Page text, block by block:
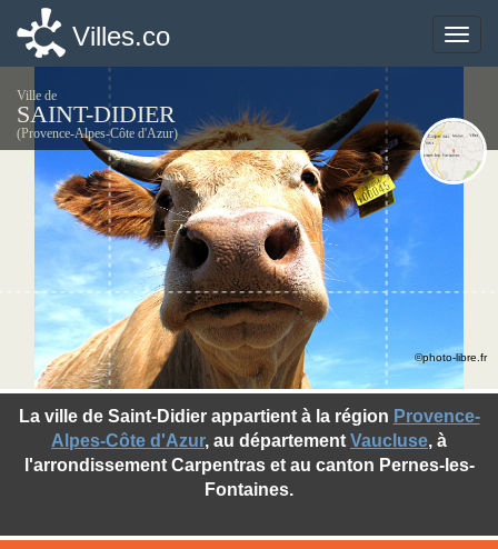
Toggle
Villes.co
Ville de
SAINT-DIDIER
(Provence-Alpes-Côte d'Azur)
La ville de Saint-Didier appartient à la région Provence-
Alpes-Côte d'Azur, au département Vaucluse, à
l'arrondissement Carpentras et au canton Pernes-les-
Fontaines.
©photo-libre.fr
Toggle
Villes.co